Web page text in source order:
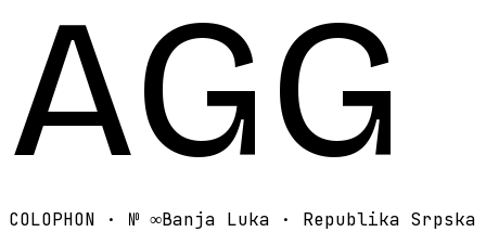
AGG
COLOPHON · № ∞Banja Luka · Republika Srpska